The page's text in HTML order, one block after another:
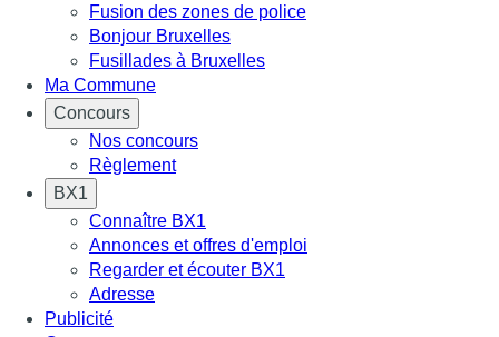
Fusion des zones de police
Bonjour Bruxelles
Fusillades à Bruxelles
Ma Commune
Concours
Nos concours
Règlement
BX1
Connaître BX1
Annonces et offres d'emploi
Regarder et écouter BX1
Adresse
Publicité